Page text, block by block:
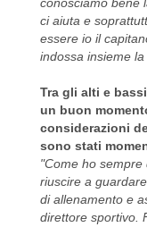
conosciamo bene
ci aiuta e
essere io il
indossa insieme la
Tra gli alti e
un buon
considerazioni
sono stati
"Come ho
riuscire a
di allenamento e
direttore sportivo.